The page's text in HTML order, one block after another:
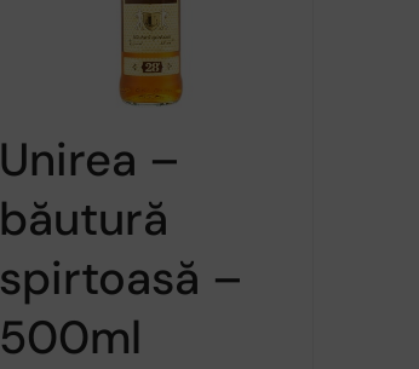
Unirea –
băutură
spirtoasă –
500ml